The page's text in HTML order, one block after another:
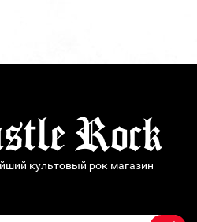
культовый рок магазин